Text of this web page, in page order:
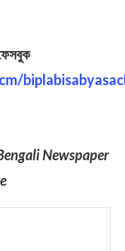
Newspaper